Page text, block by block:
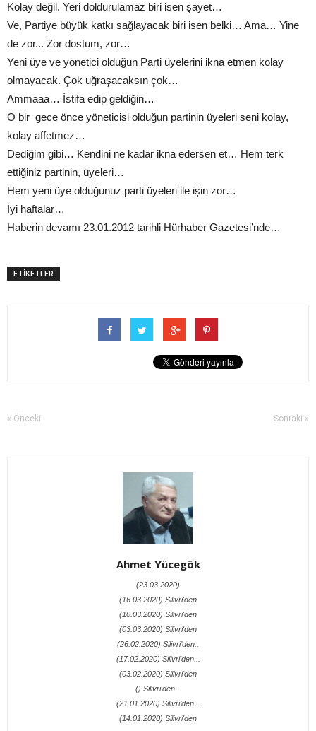
Kolay değil. Yeri doldurulamaz biri isen şayet…
Ve, Partiye büyük katkı sağlayacak biri isen belki… Ama… Yine
de zor... Zor dostum, zor…
Yeni üye ve yönetici olduğun Parti üyelerini ikna etmen kolay
olmayacak. Çok uğraşacaksın çok…
Ammaaa… İstifa edip geldiğin…
O bir gece önce yöneticisi olduğun partinin üyeleri seni kolay,
kolay affetmez…
Dediğim gibi… Kendini ne kadar ikna edersen et… Hem terk
ettiğiniz partinin, üyeleri…
Hem yeni üye olduğunuz parti üyeleri ile işin zor…
İyi haftalar…
Haberin devamı 23.01.2012 tarihli Hürhaber Gazetesi’nde…
ETİKETLER
« Önceki Sonraki »
Ahmet Yücegök
(23.03.2020)
(16.03.2020) Silivri'den
(10.03.2020) Silivri'den
(03.03.2020) Silivri'den
(26.02.2020) Silivri’den..
(17.02.2020) Silivri'den...
(03.02.2020) Silivri'den
() Silivri'den...
(21.01.2020) Silivri’den...
(14.01.2020) Silivri'den